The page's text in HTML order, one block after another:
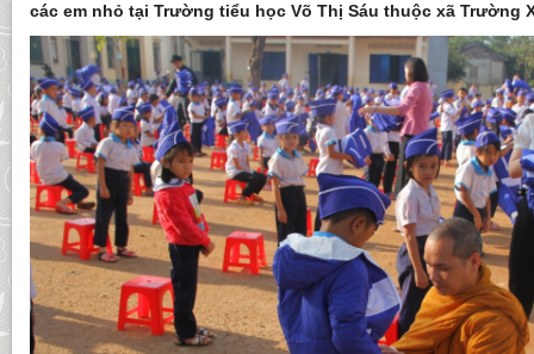
các em nhỏ tại Trường tiểu học Võ Thị Sáu thuộc xã Trường